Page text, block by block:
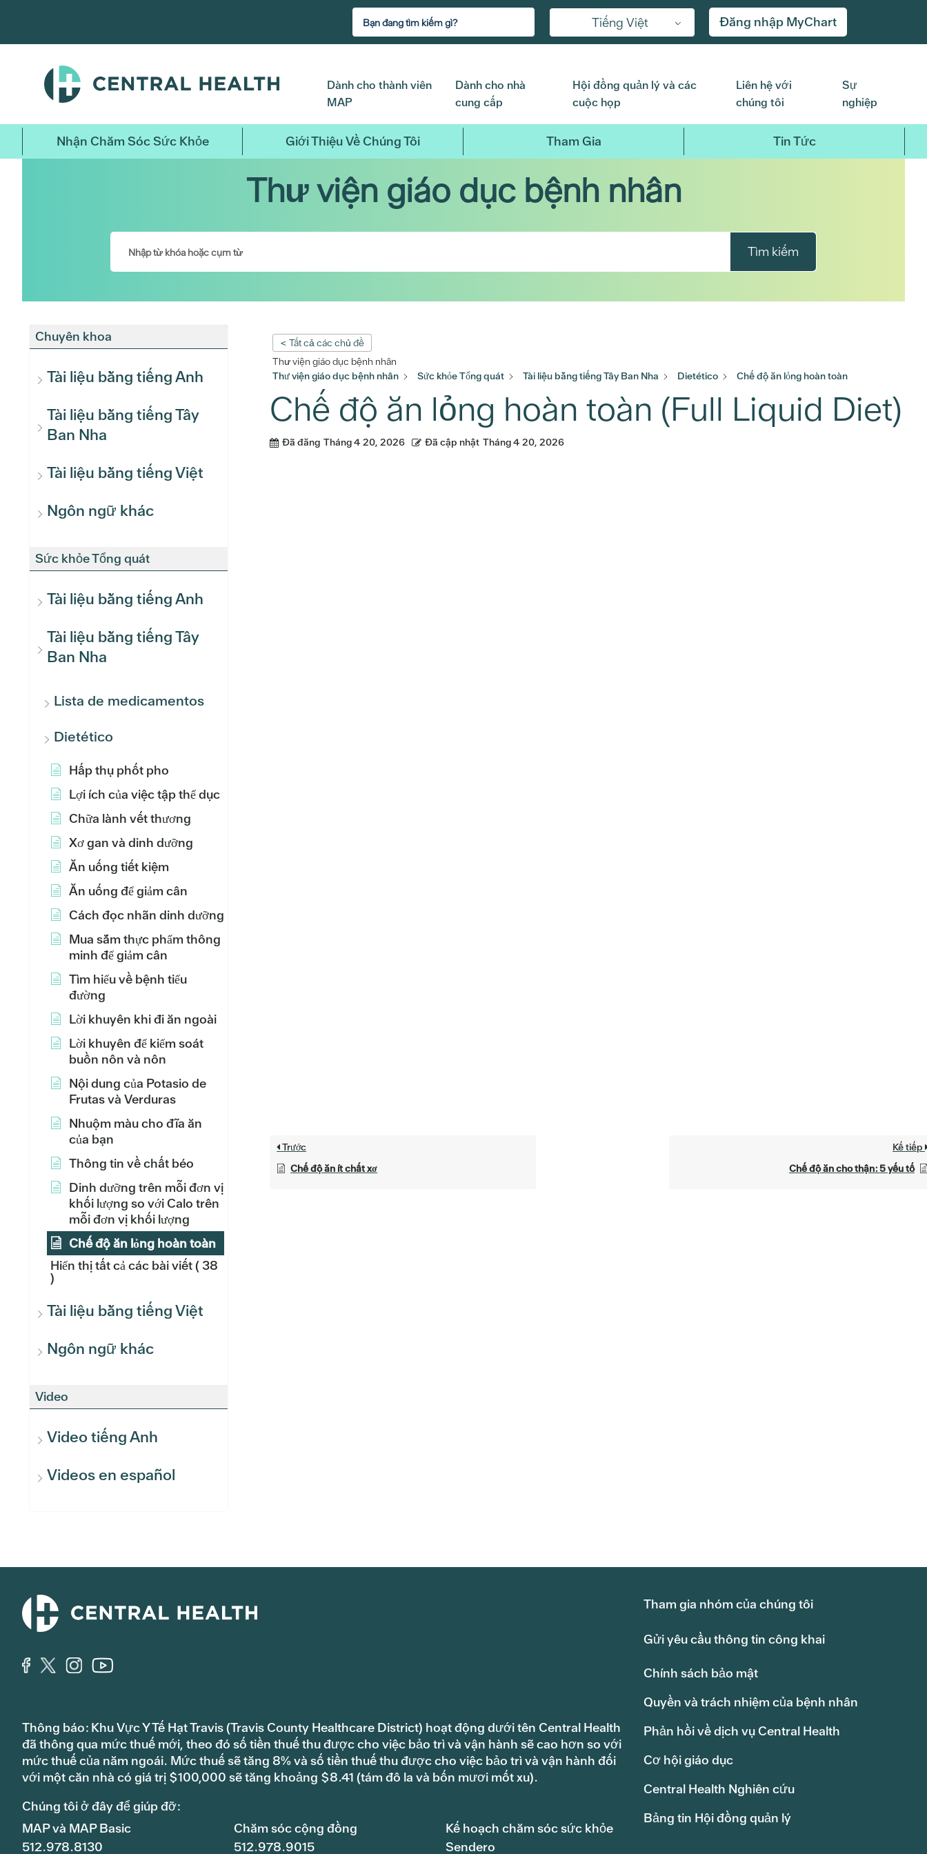
nội
chính
Tiếng Việt Đăng nhập MyChart
Dành cho thành viên
MAP
Dành cho nhà
cung cấp
Hội đồng quản lý và các
cuộc họp
Liên hệ với
chúng tôi
Sự
nghiệp
Nhận Chăm Sóc Sức Khỏe Giới Thiệu Về Chúng Tôi Tham Gia Tin Tức
Thư viện giáo dục bệnh nhân
Tìm kiếm
Chuyên khoa
Tài liệu bằng tiếng Anh
Tài liệu bằng tiếng Tây
Ban Nha
Tài liệu bằng tiếng Việt
Ngôn ngữ khác
Sức khỏe Tổng quát
Tài liệu bằng tiếng Anh
Tài liệu bằng tiếng Tây
Ban Nha
Lista de medicamentos
Dietético
Hấp thụ phốt pho
Lợi ích của việc tập thể dục
Chữa lành vết thương
Xơ gan và dinh dưỡng
Ăn uống tiết kiệm
Ăn uống để giảm cân
Cách đọc nhãn dinh dưỡng
Mua sắm thực phẩm thông
minh để giảm cân
Tìm hiểu về bệnh tiểu
đường
Lời khuyên khi đi ăn ngoài
Lời khuyên để kiểm soát
buồn nôn và nôn
Nội dung của Potasio de
Frutas và Verduras
Nhuộm màu cho đĩa ăn
của bạn
Thông tin về chất béo
Dinh dưỡng trên mỗi đơn vị
khối lượng so với Calo trên
mỗi đơn vị khối lượng
Chế độ ăn lỏng hoàn toàn
Hiển thị tất cả các bài viết( 38
)
Tài liệu bằng tiếng Việt
Ngôn ngữ khác
Video
Video tiếng Anh
Videos en español
< Tất cả các chủ đề
Thư viện giáo dục bệnh nhân
Thư viện giáo dục bệnh nhân
Sức khỏe Tổng quát Tài liệu bằng tiếng Tây Ban Nha Dietético Chế độ ăn lỏng hoàn toàn
Chế độ ăn lỏng hoàn toàn (Full Liquid Diet)
Đã đăng Tháng 4 20, 2026 Đã cập nhật Tháng 4 20, 2026
Trước
Chế độ ăn ít chất xơ
Kế tiếp
Chế độ ăn cho thận: 5 yếu tố
Thông báo: Khu Vực Y Tế Hạt Travis (Travis County Healthcare District) hoạt động dưới tên Central Health
đã thông qua mức thuế mới, theo đó số tiền thuế thu được cho việc bảo trì và vận hành sẽ cao hơn so với
mức thuế của năm ngoái. Mức thuế sẽ tăng 8% và số tiền thuế thu được cho việc bảo trì và vận hành đối
với một căn nhà có giá trị $100,000 sẽ tăng khoảng $8.41 (tám đô la và bốn mươi mốt xu).
Chúng tôi ở đây để giúp đỡ:
MAP và MAP Basic
512.978.8130
Chăm sóc cộng đồng
512.978.9015
Kế hoạch chăm sóc sức khỏe
Sendero
Tham gia nhóm của chúng tôi
Gửi yêu cầu thông tin công khai
Chính sách bảo mật
Quyền và trách nhiệm của bệnh nhân
Phản hồi về dịch vụ Central Health
Cơ hội giáo dục
Central Health Nghiên cứu
Bảng tin Hội đồng quản lý